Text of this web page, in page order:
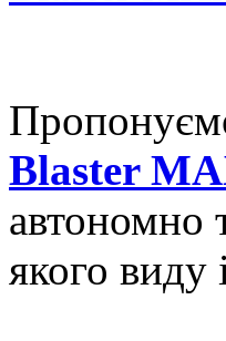
Blaster
автономно
якого виду